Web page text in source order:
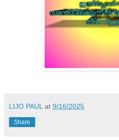
LIJO PAUL at 9/16/2025
Share